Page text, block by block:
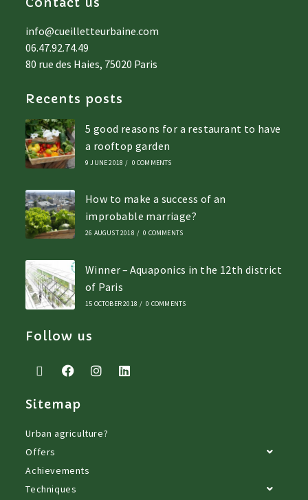
info@cueilletteurbaine.com
06.47.92.74.49
80 rue des Haies, 75020 Paris
Recents posts
5 good reasons for a restaurant to have
a rooftop garden
9 JUNE 2018 / 0 COMMENTS
How to make a success of an
improbable marriage?
26 AUGUST 2018 / 0 COMMENTS
Winner – Aquaponics in the 12th district
of Paris
15 OCTOBER 2018 / 0 COMMENTS
Follow us
Sitemap
Urban agriculture?
Offers
Achievements
Techniques